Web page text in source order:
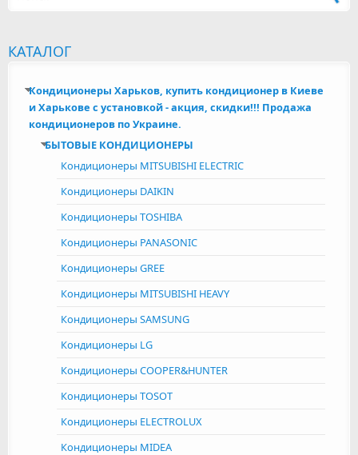
КАТАЛОГ
Кондиционеры Харьков, купить кондиционер в Киеве
и Харькове с установкой - акция, скидки!!! Продажа
кондиционеров по Украине.
БЫТОВЫЕ КОНДИЦИОНЕРЫ
Кондиционеры MITSUBISHI ELECTRIC
Кондиционеры DAIKIN
Кондиционеры TOSHIBA
Кондиционеры PANASONIC
Кондиционеры GREE
Кондиционеры MITSUBISHI HEAVY
Кондиционеры SAMSUNG
Кондиционеры LG
Кондиционеры COOPER&HUNTER
Кондиционеры TOSOT
Кондиционеры ELECTROLUX
Кондиционеры MIDEA